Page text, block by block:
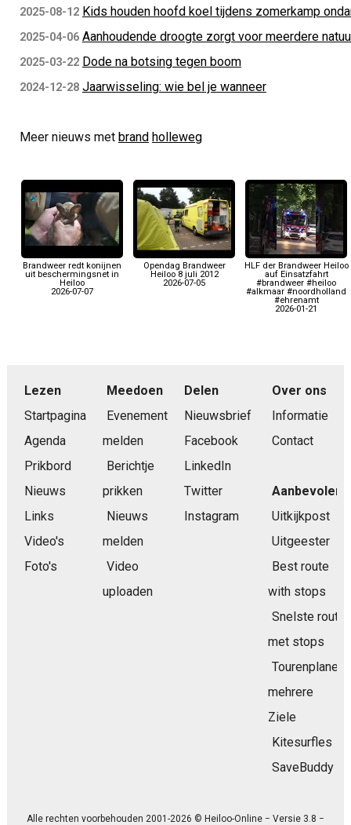
2025-08-12 Kids houden hoofd koel tijdens zomerkamp
2025-04-06 Aanhoudende droogte zorgt voor meerdere
2025-03-22 Dode na botsing tegen boom
2024-12-28 Jaarwisseling: wie bel je wanneer
Meer nieuws met brand holleweg
Brandweer redt konijnen
uit beschermingsnet in
Heiloo
2026-07-07
Opendag Brandweer
Heiloo 8 juli 2012
2026-07-05
HLF der Brandweer Heiloo
auf Einsatzfahrt
#brandweer #heiloo
#alkmaar #noordholland
#ehrenamt
2026-01-21
Lezen
Startpagina
Agenda
Prikbord
Nieuws
Links
Video's
Foto's
Meedoen
Evenement
melden
Berichtje
prikken
Nieuws
melden
Video
uploaden
Delen
Nieuwsbrief
Facebook
LinkedIn
Twitter
Instagram
Over ons
Informatie
Contact
Aanbevolen
Uitkijkpost
Uitgeester
Best route
with stops
Snelste route
met stops
Tourenplaner
mehrere
Ziele
Kitesurfles
SaveBuddy
Alle rechten voorbehouden 2001-2026 © Heiloo-Online − Versie 3.8 −